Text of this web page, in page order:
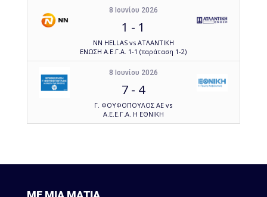
8 Ιουνίου 2026
1 - 1
NN HELLAS vs ΑΤΛΑΝΤΙΚΗ
ΕΝΩΣΗ Α.Ε.Γ.Α. 1-1 (παράταση 1-2)
8 Ιουνίου 2026
7 - 4
Γ. ΦΟΥΦΟΠΟΥΛΟΣ ΑΕ vs
Α.Ε.Ε.Γ.Α. Η ΕΘΝΙΚΗ